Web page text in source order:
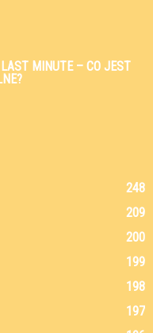
MINUTE – CO JEST
248
209
200
199
198
197